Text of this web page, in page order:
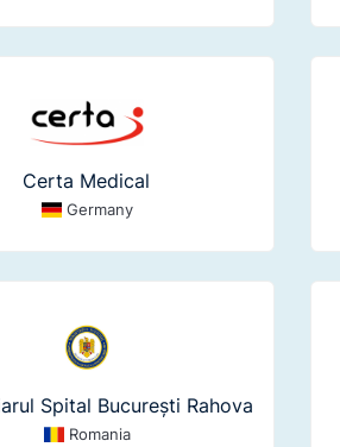
Certa Medical
Germany
Spital București Rahova
Romania